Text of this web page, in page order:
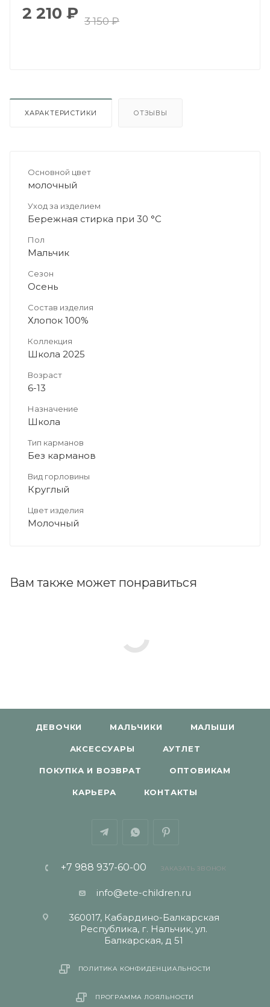
2 210 ₽ 3 150₽
ХАРАКТЕРИСТИКИ ОТЗЫВЫ
Основной цвет
молочный
Уход за изделием
Бережная стирка при 30 °C
Пол
Мальчик
Сезон
Осень
Состав изделия
Хлопок 100%
Коллекция
Школа 2025
Возраст
6-13
Назначение
Школа
Тип карманов
Без карманов
Вид горловины
Круглый
Цвет изделия
Молочный
Вам также может понравиться
ДЕВОЧКИ МАЛЬЧИКИ МАЛЫШИ
АКСЕССУАРЫ АУТЛЕТ
ПОКУПКА И ВОЗВРАТ ОПТОВИКАМ
КАРЬЕРА КОНТАКТЫ
+7 988 937-60-00 ЗАКАЗАТЬ ЗВОНОК
info@ete-children.ru
360017, Кабардино-Балкарская
Республика, г. Нальчик, ул.
Балкарская, д 51
ПОЛИТИКА КОНФИДЕНЦИАЛЬНОСТИ
ПРОГРАММА ЛОЯЛЬНОСТИ